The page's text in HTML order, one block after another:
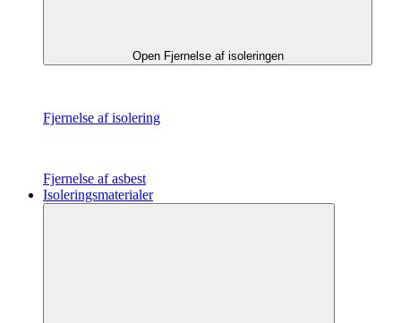
Open Fjernelse af isoleringen
Fjernelse af isolering
Fjernelse af asbest
Isoleringsmaterialer